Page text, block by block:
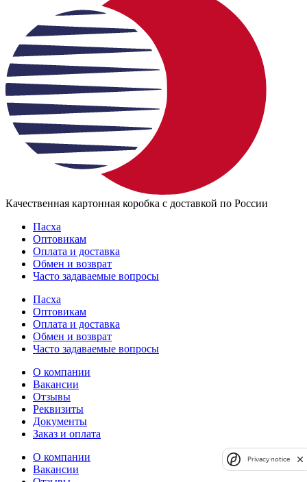
Качественная картонная коробка с доставкой по России
Пасха
Оптовикам
Оплата и доставка
Обмен и возврат
Часто задаваемые вопросы
Пасха
Оптовикам
Оплата и доставка
Обмен и возврат
Часто задаваемые вопросы
О компании
Вакансии
Отзывы
Реквизиты
Документы
Заказ и оплата
О компании
Вакансии
Privacy notice